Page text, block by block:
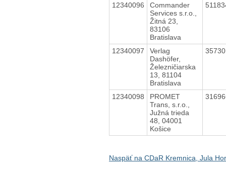
12340096
Commander
Services s.r.o.,
Žitná 23,
83106
Bratislava
12340097
Verlag
Dashöfer,
Železničiarska
13, 81104
Bratislava
12340098
PROMET
Trans, s.r.o.,
Južná trieda
48, 04001
Košice
Naspäť na CDaR Kremnica, Jula